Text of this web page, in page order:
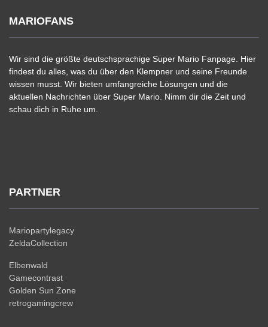
MARIOFANS
Wir sind die größte deutschsprachige Super Mario Fanpage. Hier
findest du alles, was du über den Klempner und seine Freunde
wissen musst. Wir bieten umfangreiche Lösungen und die
aktuellen Nachrichten über Super Mario. Nimm dir die Zeit und
schau dich in Ruhe um.
PARTNER
Mariopartylegacy
ZeldaCollection
Elbenwald
Gamecontrast
Golden Sun Zone
retrogamingcrew